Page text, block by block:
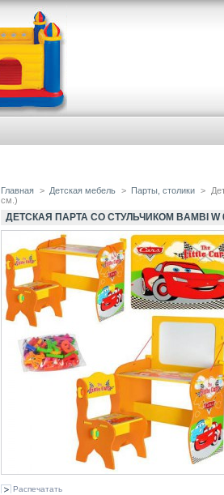
Главная > Детская мебель > Парты, столики >
см.)
ДЕТСКАЯ ПАРТА СО СТУЛЬЧИКОМ BAMBI W
Распечатать